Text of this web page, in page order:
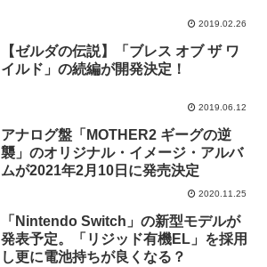
2019.02.26
【ゼルダの伝説】「ブレス オブ ザ ワ
イルド」の続編が開発決定！
2019.06.12
アナログ盤「MOTHER2 ギーグの逆
襲」のオリジナル・イメージ・アルバ
ムが2021年2月10日に発売決定
2020.11.25
「Nintendo Switch」の新型モデルが
発表予定。「リジッド有機EL」を採用
し更に電池持ちが良くなる？